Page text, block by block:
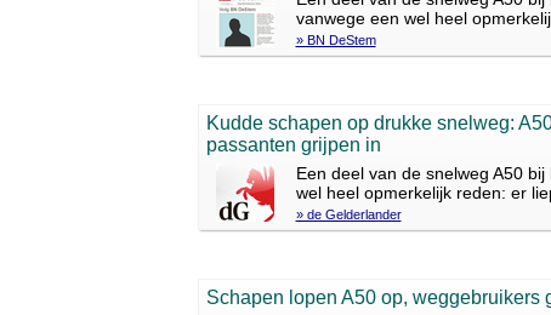
vanwege een wel heel
» BN DeStem
Kudde schapen op drukke snelweg:
passanten grijpen in
Een deel van de snelweg A50
wel heel opmerkelijk reden: er
» de Gelderlander
Schapen lopen A50 op, weggebruikers